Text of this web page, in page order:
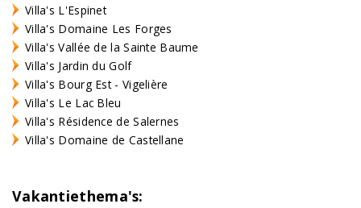
Villa's L'Espinet
Villa's Domaine Les Forges
Villa's Vallée de la Sainte Baume
Villa's Jardin du Golf
Villa's Bourg Est - Vigelière
Villa's Le Lac Bleu
Villa's Résidence de Salernes
Villa's Domaine de Castellane
Vakantiethema's: